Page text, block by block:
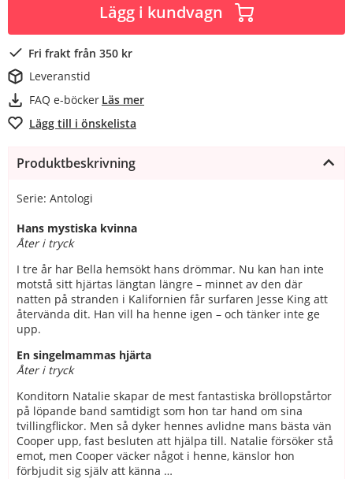
Lägg i kundvagn
Fri frakt från 350 kr
Leveranstid
FAQ e-böcker Läs mer
Lägg till i önskelista
Produktbeskrivning
Serie: Antologi
Hans mystiska kvinna
Åter i tryck
I tre år har Bella hemsökt hans drömmar. Nu kan han inte
motstå sitt hjärtas längtan längre – minnet av den där
natten på stranden i Kalifornien får surfaren Jesse King att
återvända dit. Han vill ha henne igen – och tänker inte ge
upp.
En singelmammas hjärta
Åter i tryck
Konditorn Natalie skapar de mest fantastiska bröllopstårtor
på löpande band samtidigt som hon tar hand om sina
tvillingflickor. Men så dyker hennes avlidne mans bästa vän
Cooper upp, fast besluten att hjälpa till. Natalie försöker stå
emot, men Cooper väcker något i henne, känslor hon
förbjudit sig själv att känna …